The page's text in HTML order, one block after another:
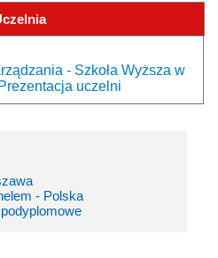
- Szkoła Wyższa w
uczelni
- Polska